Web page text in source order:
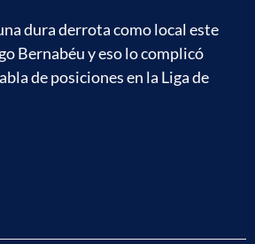
dura derrota como local este
Bernabéu y eso lo complicó
de posiciones en la Liga de